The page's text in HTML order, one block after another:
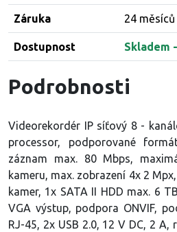
Záruka 24 měsíců
Dostupnost Skladem
Podrobnosti
Videorekordér IP síťový 8 -
processor, podporované
záznam max. 80 Mbps,
kameru, max. zobrazení 4x 2
kamer, 1x SATA II HDD max. 6
VGA výstup, podpora ONVIF,
RJ-45, 2x USB 2.0, 12 V DC, 2